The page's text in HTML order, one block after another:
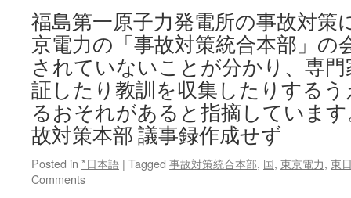
福島第一原子力発電所の事故対策
京電力の「事故対策統合本部」の
されていないことが分かり、専
証したり教訓を収集したりする
るおそれがあると指摘していま
故対策本部 議事録作成せず
Posted in *日本語 | Tagged 事故対策統合本部, 国, 東京電力, 東
Comments